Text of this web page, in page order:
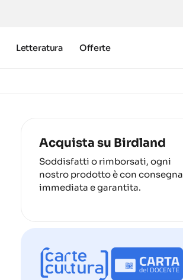
Letteratura Offerte
Acquista su Birdland
Soddisfatti o rimborsati, ogni
nostro prodotto è con consegna
immediata e garantita.